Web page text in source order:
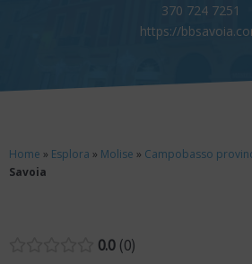
370 724 7251
https://
Home » Esplora » Molise » Campobasso
Savoia
0.0 0